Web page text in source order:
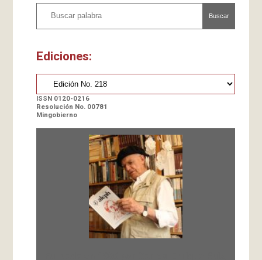
Buscar
Ediciones:
ISSN 0120-0216
Resolución No. 00781
Mingobierno